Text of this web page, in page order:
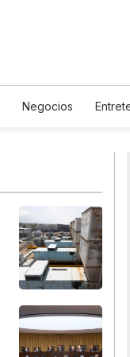
Negocios